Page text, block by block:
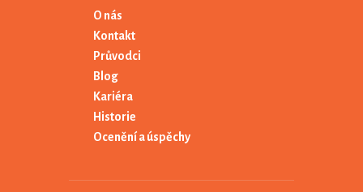
O nás
Kontakt
Průvodci
Blog
Kariéra
Historie
Ocenění a úspěchy